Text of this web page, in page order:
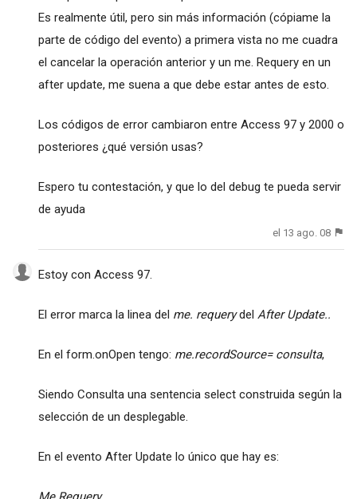
Es realmente útil, pero sin más información (cópiame la
parte de código del evento) a primera vista no me cuadra
el cancelar la operación anterior y un me. Requery en un
after update, me suena a que debe estar antes de esto.
Los códigos de error cambiaron entre Access 97 y 2000 o
posteriores ¿qué versión usas?
Espero tu contestación, y que lo del debug te pueda servir
de ayuda
el 13 ago. 08
Estoy con Access 97.
El error marca la linea del me. requerydel After Update..
En el form.onOpen tengo: me.recordSource= consulta,
Siendo Consulta una sentencia select construida según la
selección de un desplegable.
En el evento After Update lo único que hay es: